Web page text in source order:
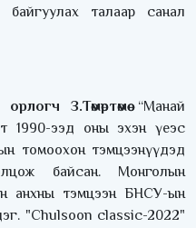
байгуулах талаар санал
З.Төмөртөмөө“Манай
1990-ээд оны эхэн үеэс
томоохон тэмцээнүүдэд
байсан. Монголын
анхны тэмцээн БНСУ-ын
"Chulsoon classic-2022"